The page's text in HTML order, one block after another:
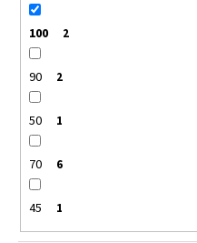
100 2
90 2
50 1
70 6
45 1